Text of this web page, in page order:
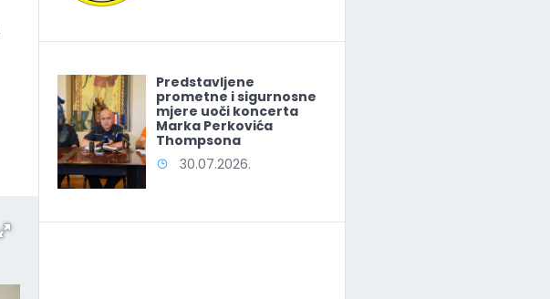
Predstavljene
prometne i sigurnosne
mjere uoči koncerta
Marka Perkovića
Thompsona
30.07.2026.